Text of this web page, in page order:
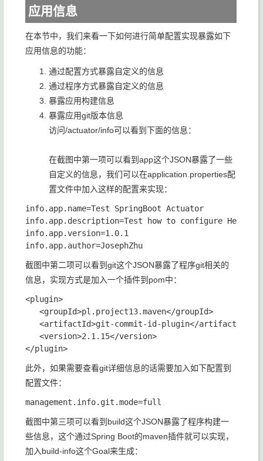
应用信息
在本节中，我们来看一下如何进行简单配置实现暴露如下
应用信息的功能：
通过配置方式暴露自定义的信息
通过程序方式暴露自定义的信息
暴露应用构建信息
暴露应用git版本信息
访问/actuator/info可以看到下面的信息：
在截图中第一项可以看到app这个JSON暴露了一些
自定义的信息，我们可以在application.properties配
置文件中加入这样的配置来实现：
info.app.name=Test SpringBoot Actuator
info.app.description=Test how to configure
info.app.version=1.0.1
截图中第二项可以看到git这个JSON暴露了程序git相关的
信息，实现方式是加入一个插件到pom中：
<plugin>
   <groupId>pl.project13.maven</groupId>
   <artifactId>git-commit-id-plugin</artifactId>
   <version>2.1.15</version>
此外，如果需要查看git详细信息的话需要加入如下配置到
配置文件：
截图中第三项可以看到build这个JSON暴露了程序构建一
些信息，这个通过Spring Boot的maven插件就可以实现，
加入build-info这个Goal来生成：